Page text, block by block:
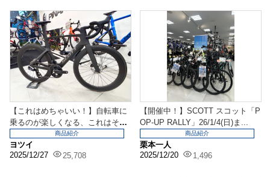
【これはめちゃいい！】自転車に
乗るのが楽しくなる、これはそう
いう自転車ですよ
ヨツイ
2025/12/27
25,708
商品紹介
【開催中！】SCOTT スコット「P
OP-UP RALLY」26/1/4(日)ま...
栗本一人
2025/12/20
1,496
商品紹介